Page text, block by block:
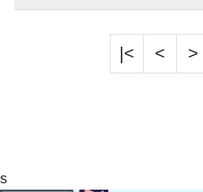
|< < >
s